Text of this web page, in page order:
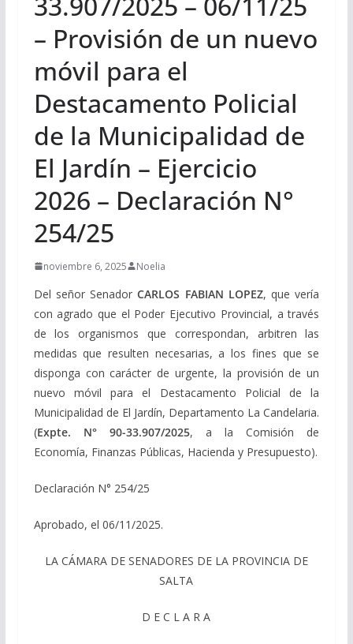
– Provisión de un nuevo
móvil para el
Destacamento Policial
de la Municipalidad de
El Jardín – Ejercicio
2026 – Declaración N°
254/25
noviembre 6, 2025 Noelia
Del señor SenadorCARLOS FABIAN LOPEZ, que vería
con agrado que el Poder Ejecutivo Provincial, a través
de los organismos que correspondan, arbitren las
medidas que resulten necesarias, a los fines que se
disponga con carácter de urgente, la provisión de un
nuevo móvil para el Destacamento Policial de la
Municipalidad de El Jardín, Departamento La Candelaria.
(Expte. N° 90-33.907/2025, a la Comisión de
Economía, Finanzas Públicas, Hacienda y Presupuesto).
Declaración N° 254/25
Aprobado, el 06/11/2025.
LA CÁMARA DE SENADORES DE LA PROVINCIA DE
SALTA
D E C L A R A